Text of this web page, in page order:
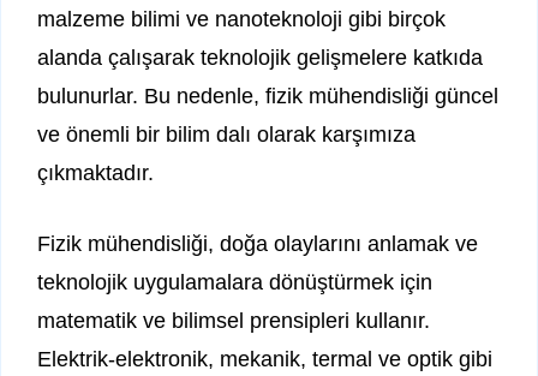
malzeme bilimi ve nanoteknoloji gibi birçok
alanda çalışarak teknolojik gelişmelere katkıda
bulunurlar. Bu nedenle, fizik mühendisliği güncel
ve önemli bir bilim dalı olarak karşımıza
çıkmaktadır.
Fizik mühendisliği, doğa olaylarını anlamak ve
teknolojik uygulamalara dönüştürmek için
matematik ve bilimsel prensipleri kullanır.
Elektrik-elektronik, mekanik, termal ve optik gibi